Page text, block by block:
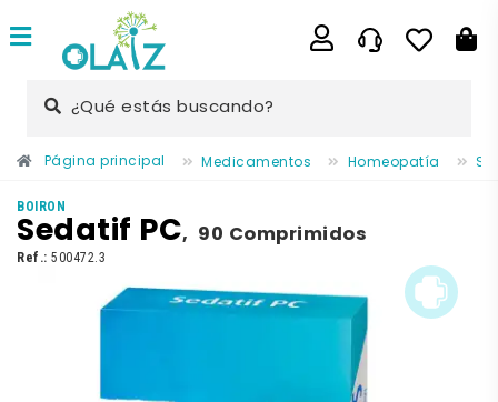
¿Qué estás buscando?
Página principal Medicamentos Homeopatía
BOIRON
Sedatif PC, 90 Comprimidos
Ref.: 500472.3